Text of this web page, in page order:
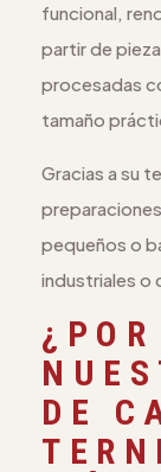
funcional,
partir de
procesadas
tamaño
Gracias a su
pequeños o
industriales o
DE